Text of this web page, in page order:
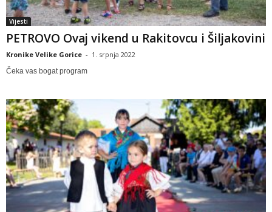
Vijesti
PETROVO Ovaj vikend u Rakitovcu i Šiljakovini
Kronike Velike Gorice - 1. srpnja 2022
Čeka vas bogat program